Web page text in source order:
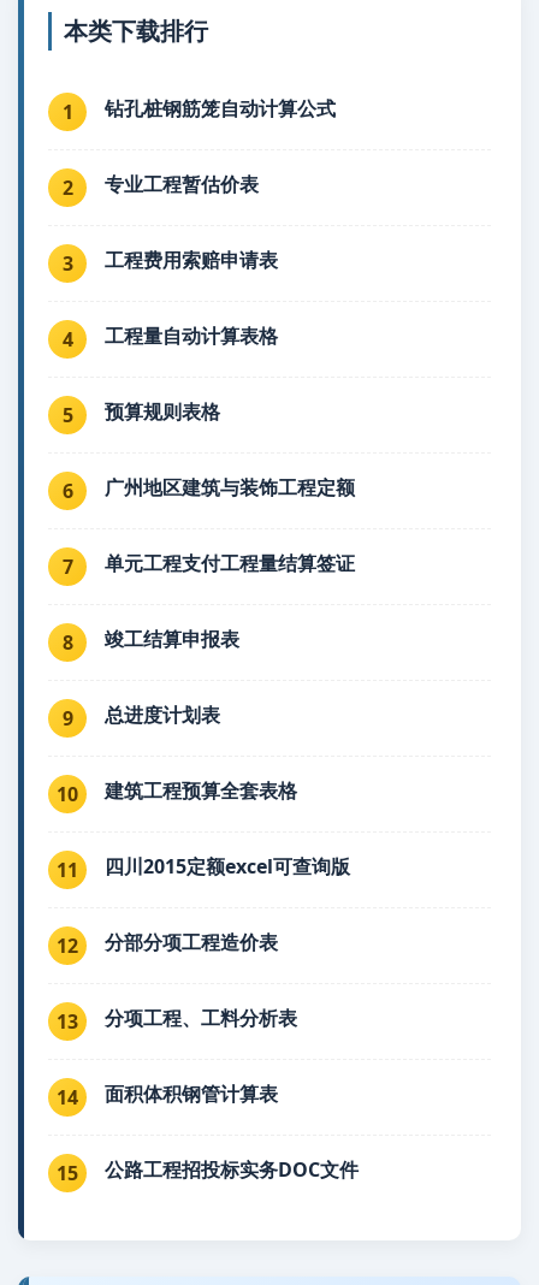
本类下载排行
1 钻孔桩钢筋笼自动计算公式
2 专业工程暂估价表
3 工程费用索赔申请表
4 工程量自动计算表格
5 预算规则表格
6 广州地区建筑与装饰工程定额
7 单元工程支付工程量结算签证
8 竣工结算申报表
9 总进度计划表
10 建筑工程预算全套表格
11 四川2015定额excel可查询版
12 分部分项工程造价表
13 分项工程、工料分析表
14 面积体积钢管计算表
15 公路工程招投标实务DOC文件